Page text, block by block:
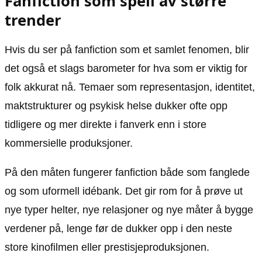
trender
Hvis du ser på fanfiction som et samlet fenomen, blir
det også et slags barometer for hva som er viktig for
folk akkurat nå. Temaer som representasjon, identitet,
maktstrukturer og psykisk helse dukker ofte opp
tidligere og mer direkte i fanverk enn i store
kommersielle produksjoner.
På den måten fungerer fanfiction både som fanglede
og som uformell idébank. Det gir rom for å prøve ut
nye typer helter, nye relasjoner og nye måter å bygge
verdener på, lenge før de dukker opp i den neste
store kinofilmen eller prestisjeproduksjonen.